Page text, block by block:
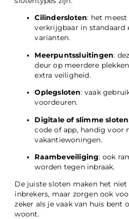
Cilindersloten: het
verkrijgbaar in standaard
varianten.
Meerpuntssluitingen:
deur op meerdere
extra veiligheid.
Oplegsloten: vaak
voordeuren.
Digitale of slimme sloten
code of app, handig voor
vakantiewoningen.
Raambeveiliging: ook
worden tegen inbraak.
De juiste sloten maken het
inbrekers, maar zorgen ook
zeker als je vaak van huis bent
woont.